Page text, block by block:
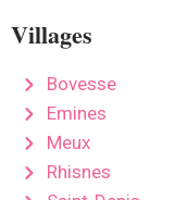
Villages
Bovesse
Emines
Meux
Rhisnes